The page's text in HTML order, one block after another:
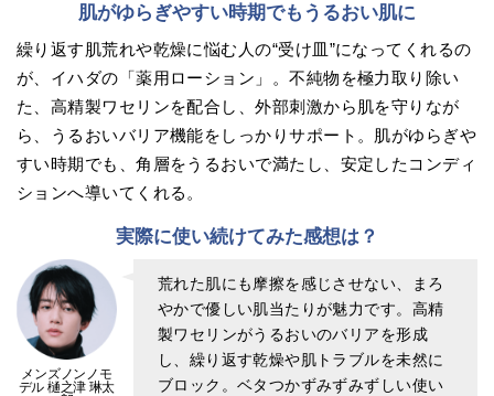
肌がゆらぎやすい時期でもうるおい肌に
繰り返す肌荒れや乾燥に悩む人の“受け皿”になってくれるの
が、イハダの「薬用ローション」。不純物を極力取り除い
た、高精製ワセリンを配合し、外部刺激から肌を守りなが
ら、うるおいバリア機能をしっかりサポート。肌がゆらぎや
すい時期でも、角層をうるおいで満たし、安定したコンディ
ションへ導いてくれる。
実際に使い続けてみた感想は？
メンズノンノモ
デル 樋之津 琳太
荒れた肌にも摩擦を感じさせない、まろ
やかで優しい肌当たりが魅力です。高精
製ワセリンがうるおいのバリアを形成
し、繰り返す乾燥や肌トラブルを未然に
ブロック。ベタつかずみずみずしい使い